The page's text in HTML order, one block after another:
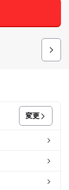
変更